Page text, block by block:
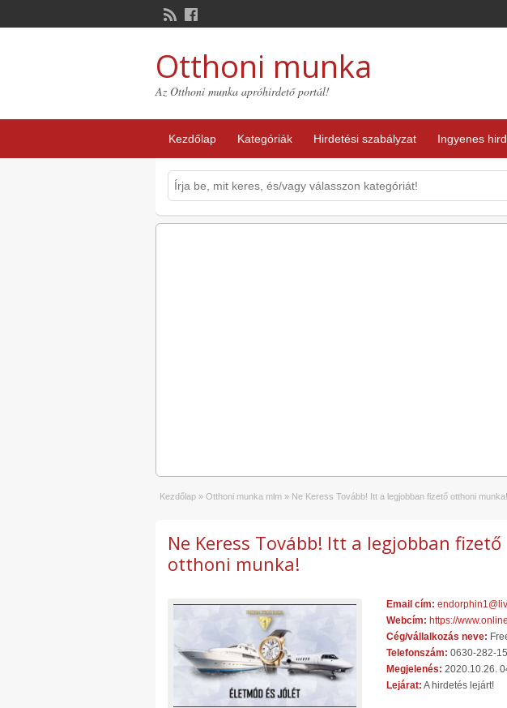
Otthoni munka
Az Otthoni munka apróhirdető portál!
Kezdőlap Kategóriák Hirdetési szabályzat Ingyenes
Kezdőlap » Otthoni munka mlm » Ne Keress Tovább! Itt a legjobban fizető otthoni munka!
Ne Keress Tovább! Itt a legjobban fizető
otthoni munka!
Email cím:
Webcím: https://
Cég/vállalkozás neve:
Telefonszám: 0630-282-
Megjelenés: 2020.10.26.
Lejárat: A hirdetés lejárt!